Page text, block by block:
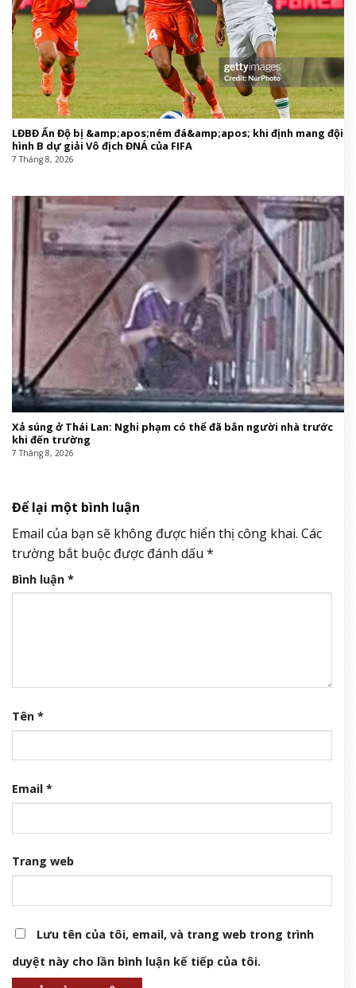
LĐBĐ Ấn Độ bị &amp;apos;ném đá&amp;apos; khi định mang đội
hình B dự giải Vô địch ĐNÁ của FIFA
7 Tháng 8, 2026
Xả súng ở Thái Lan: Nghi phạm có thể đã bắn người nhà trước
khi đến trường
7 Tháng 8, 2026
Để lại một bình luận
Email của bạn sẽ không được hiển thị công khai. Các
trường bắt buộc được đánh dấu *
Bình luận *
Tên *
Email *
Trang web
Lưu tên của tôi, email, và trang web trong trình
duyệt này cho lần bình luận kế tiếp của tôi.